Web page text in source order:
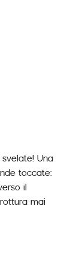
Una
toccate:
il
mai